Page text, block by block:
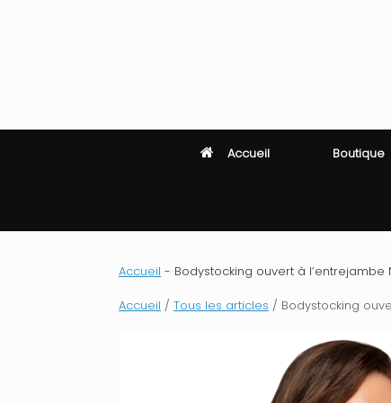
Accueil Boutique
Accueil - Bodystocking ouvert à l’entrejambe
Accueil / Tous les articles / Bodystocking